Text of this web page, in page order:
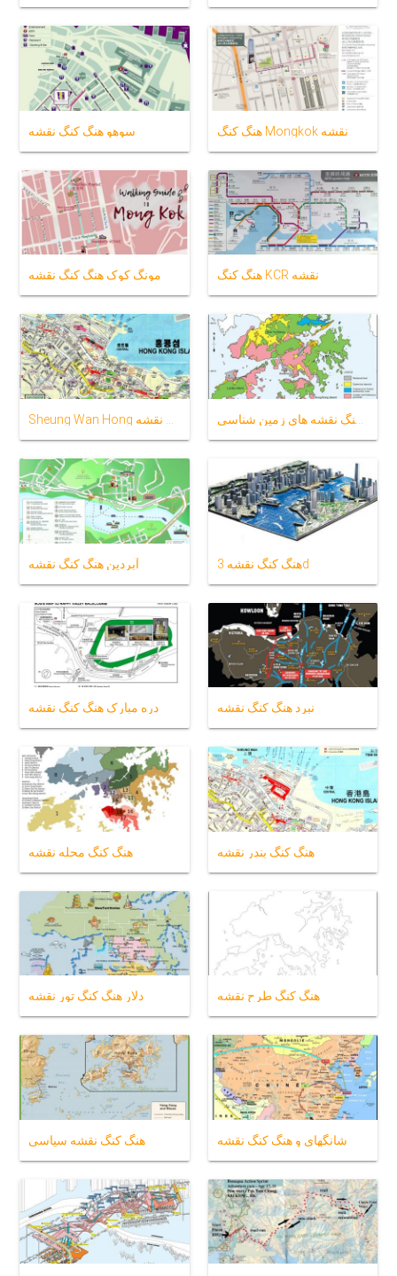
سوهو هنگ کنگ نقشه هنگ کنگ Mongkok نقشه
مونگ کوک هنگ کنگ نقشه هنگ کنگ KCR نقشه
هنگ کنگ نقشه های زمین شناسی
آبردین هنگ کنگ نقشه هنگ کنگ نقشه 3d
دره مبارک هنگ کنگ نقشه نبرد هنگ کنگ نقشه
هنگ کنگ محله نقشه هنگ کنگ بندر نقشه
دلار هنگ کنگ تور نقشه هنگ کنگ طرح نقشه
هنگ کنگ نقشه سیاسی شانگهای و هنگ کنگ نقشه